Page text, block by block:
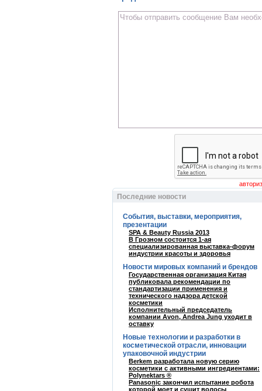
Последние новости
События, выставки, мероприятия,
презентации
SPA & Beauty Russia 2013
В Грозном состоится 1-ая
специализированная выставка-форум
индустрии красоты и здоровья
Новости мировых компаний и брендов
Государственная организация Китая
публиковала рекомендации по
стандартизации применения и
технического надзора детской
косметики
Исполнительный председатель
компании Avon, Andrea Jung уходит в
оставку
Новые технологии и разработки в
косметической отрасли, инновации
упаковочной индустрии
Berkem разработала новую серию
косметики с активными ингредиентами:
Polynektars ®
Panasonic закончил испытание робота
которой моет и сушит волосы